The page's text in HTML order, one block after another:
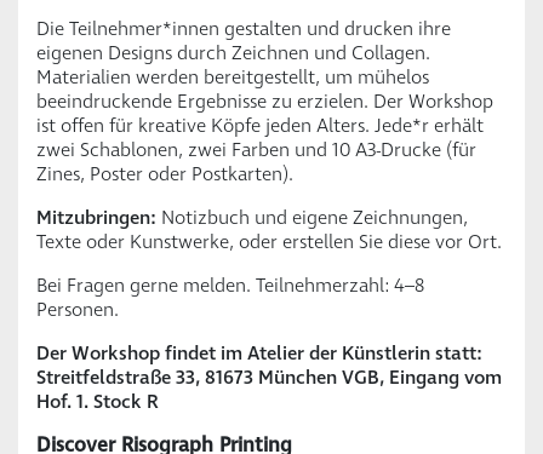
Die Teilnehmer*innen gestalten und drucken ihre
eigenen Designs durch Zeichnen und Collagen.
Materialien werden bereitgestellt, um mühelos
beeindruckende Ergebnisse zu erzielen. Der Workshop
ist offen für kreative Köpfe jeden Alters. Jede*r erhält
zwei Schablonen, zwei Farben und 10 A3-Drucke (für
Zines, Poster oder Postkarten).
Mitzubringen: Notizbuch und eigene Zeichnungen,
Texte oder Kunstwerke, oder erstellen Sie diese vor Ort.
Bei Fragen gerne melden. Teilnehmerzahl: 4–8
Personen.
Der Workshop findet im Atelier der Künstlerin statt:
Streitfeldstraße 33, 81673 München VGB, Eingang vom
Hof. 1. Stock R
Discover Risograph Printing